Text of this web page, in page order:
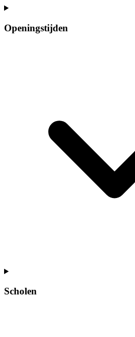
Openingstijden
Scholen